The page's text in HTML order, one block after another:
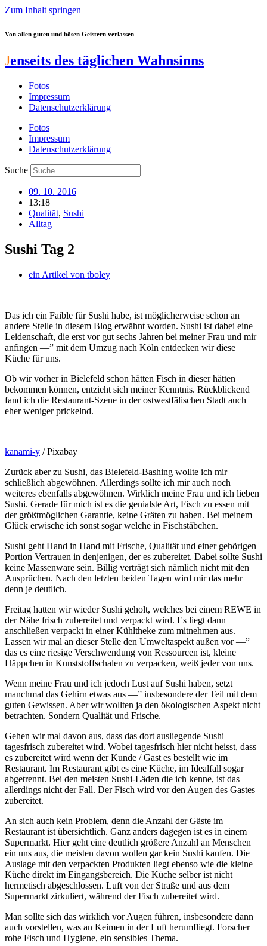
Zum Inhalt springen
Von allen guten und bösen Geistern verlassen
Jenseits des täglichen Wahnsinns
Fotos
Impressum
Datenschutzerklärung
Fotos
Impressum
Datenschutzerklärung
Suche
09. 10. 2016
13:18
Qualität, Sushi
Alltag
Sushi Tag 2
ein Artikel von tboley
Das ich ein Faible für Sushi habe, ist möglicherweise schon an
andere Stelle in diesem Blog erwähnt worden. Sushi ist dabei eine
Leidenschaft, die erst vor gut sechs Jahren bei meiner Frau und mir
anfingen —” mit dem Umzug nach Köln entdecken wir diese
Küche für uns.
Ob wir vorher in Bielefeld schon hätten Fisch in dieser hätten
bekommen können, entzieht sich meiner Kenntnis. Rückblickend
fand ich die Restaurant-Szene in der ostwestfälischen Stadt auch
eher weniger prickelnd.
kanami-y / Pixabay
Zurück aber zu Sushi, das Bielefeld-Bashing wollte ich mir
schließlich abgewöhnen. Allerdings sollte ich mir auch noch
weiteres ebenfalls abgewöhnen. Wirklich meine Frau und ich lieben
Sushi. Gerade für mich ist es die genialste Art, Fisch zu essen mit
der größtmöglichen Garantie, keine Gräten zu haben. Bei meinem
Glück erwische ich sonst sogar welche in Fischstäbchen.
Sushi geht Hand in Hand mit Frische, Qualität und einer gehörigen
Portion Vertrauen in denjenigen, der es zubereitet. Dabei sollte Sushi
keine Massenware sein. Billig verträgt sich nämlich nicht mit den
Ansprüchen. Nach den letzten beiden Tagen wird mir das mehr
denn je deutlich.
Freitag hatten wir wieder Sushi geholt, welches bei einem REWE in
der Nähe frisch zubereitet und verpackt wird. Es liegt dann
anschließen verpackt in einer Kühltheke zum mitnehmen aus.
Lassen wir mal an dieser Stelle den Umweltaspekt außen vor —”
das es eine riesige Verschwendung von Ressourcen ist, kleine
Häppchen in Kunststoffschalen zu verpacken, weiß jeder von uns.
Wenn meine Frau und ich jedoch Lust auf Sushi haben, setzt
manchmal das Gehirn etwas aus —” insbesondere der Teil mit dem
guten Gewissen. Aber wir wollten ja den ökologischen Aspekt nicht
betrachten. Sondern Qualität und Frische.
Gehen wir mal davon aus, dass das dort ausliegende Sushi
tagesfrisch zubereitet wird. Wobei tagesfrisch hier nicht heisst, dass
es zubereitet wird wenn der Kunde / Gast es bestellt wie im
Restaurant. Im Restaurant gibt es eine Küche, im Idealfall sogar
abgetrennt. Bei den meisten Sushi-Läden die ich kenne, ist das
allerdings nicht der Fall. Der Fisch wird vor den Augen des Gastes
zubereitet.
An sich auch kein Problem, denn die Anzahl der Gäste im
Restaurant ist übersichtlich. Ganz anders dagegen ist es in einem
Supermarkt. Hier geht eine deutlich größere Anzahl an Menschen
ein uns aus, die meisten davon wollen gar kein Sushi kaufen. Die
Auslage mit den verpackten Produkten liegt ebenso wie die kleine
Küche direkt im Eingangsbereich. Die Küche selber ist nicht
hermetisch abgeschlossen. Luft von der Straße und aus dem
Supermarkt zirkuliert, während der Fisch zubereitet wird.
Man sollte sich das wirklich vor Augen führen, insbesondere dann
auch vorstellen, was an Keimen in der Luft herumfliegt. Forscher
rohe Fisch und Hygiene, ein sensibles Thema.